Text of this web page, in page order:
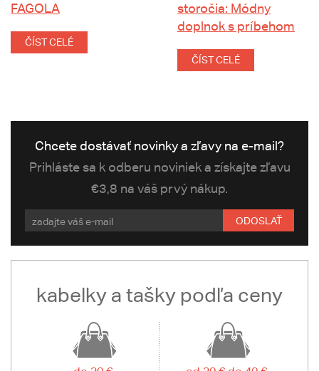
FAGOLA
ČÍST CELÉ
storočia: Módny
doplnok s príbehom
ČÍST CELÉ
Chcete dostávať novinky a zľavy na e-mail?
Prihláste sa k odberu noviniek a získajte zľavu
€3,8 na váš prvý nákup.
ODOSLAŤ
kabelky a tašky podľa ceny